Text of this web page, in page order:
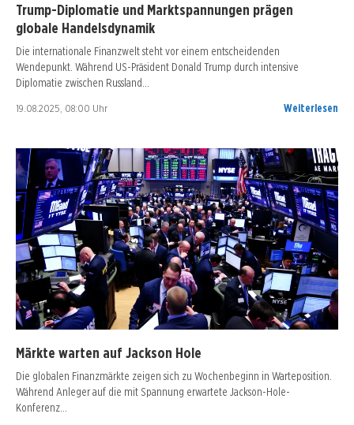
Trump-Diplomatie und Marktspannungen prägen
globale Handelsdynamik
Die internationale Finanzwelt steht vor einem entscheidenden
Wendepunkt. Während US-Präsident Donald Trump durch intensive
Diplomatie zwischen Russland…
19.08.2025, 08:00 Uhr Weiterlesen
Märkte warten auf Jackson Hole
Die globalen Finanzmärkte zeigen sich zu Wochenbeginn in Warteposition.
Während Anleger auf die mit Spannung erwartete Jackson-Hole-
Konferenz…